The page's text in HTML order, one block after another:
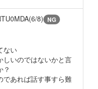
8) NG
ない
しいのではないかと言
？
であれば話す事すら難